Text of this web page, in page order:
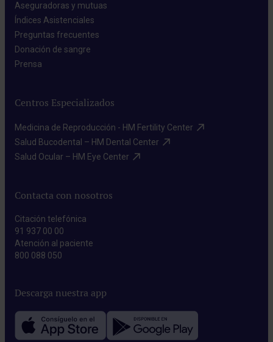
Aseguradoras y mutuas​
Índices Asistenciales​
Preguntas frecuentes​
Donación de sangre​
Prensa​
Centros Especializados
Medicina de Reproducción - HM Fertility Center​
Salud Bucodental – HM Dental Center​
Salud Ocular – HM Eye Center​
Contacta con nosotros
Citación telefónica
91 937 00 00
Atención al paciente
800 088 050
Descarga nuestra app